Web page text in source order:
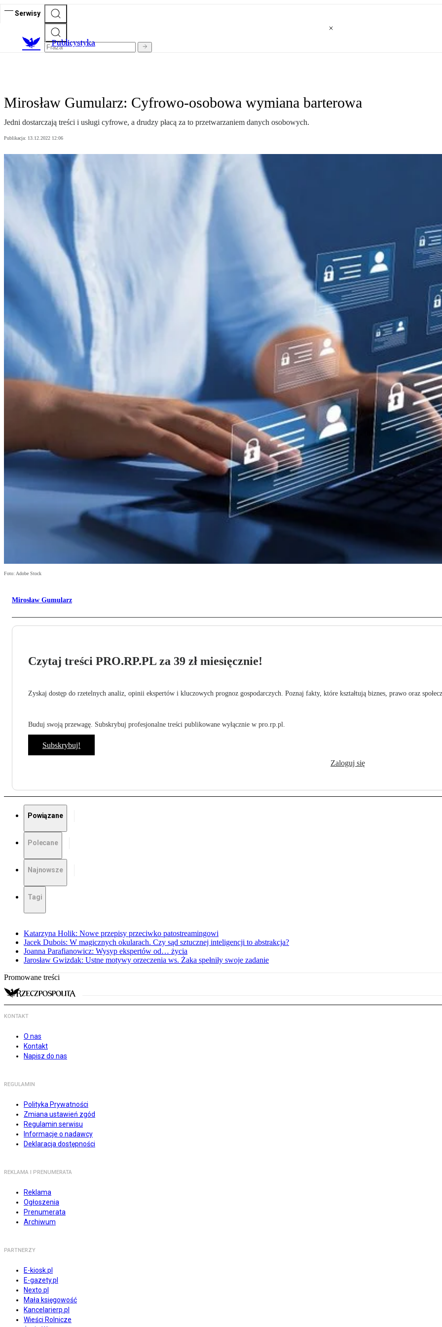
Serwisy
Publicystyka
Mirosław Gumularz: Cyfrowo-osobowa wymiana barterowa
Jedni dostarczają treści i usługi cyfrowe, a drudzy płacą za to przetwarzaniem danych osobowych.
Publikacja: 13.12.2022 12:06
Foto: Adobe Stock
Mirosław Gumularz
Czytaj treści PRO.RP.PL za 39 zł miesięcznie!
Zyskaj dostęp do rzetelnych analiz, opinii ekspertów i kluczowych prognoz gospodarczych. Poznaj fakty, które kształtują biznes, prawo oraz
Buduj swoją przewagę. Subskrybuj profesjonalne treści publikowane wyłącznie w pro.rp.pl.
Subskrybuj!
Zaloguj się
Powiązane
Polecane
Najnowsze
Tagi
Katarzyna Holik: Nowe przepisy przeciwko patostreamingowi
Jacek Dubois: W magicznych okularach. Czy sąd sztucznej inteligencji to abstrakcja?
Joanna Parafianowicz: Wysyp ekspertów od… życia
Jarosław Gwizdak: Ustne motywy orzeczenia ws. Żaka spełniły swoje zadanie
Promowane treści
KONTAKT
O nas
Kontakt
Napisz do nas
REGULAMIN
Polityka Prywatności
Zmiana ustawień zgód
Regulamin serwisu
Informacje o nadawcy
Deklaracja dostępności
REKLAMA I PRENUMERATA
Reklama
Ogłoszenia
Prenumerata
Archiwum
PARTNERZY
E-kiosk.pl
E-gazety.pl
Nexto.pl
Mała księgowość
Kancelarierp.pl
Wieści Rolnicze